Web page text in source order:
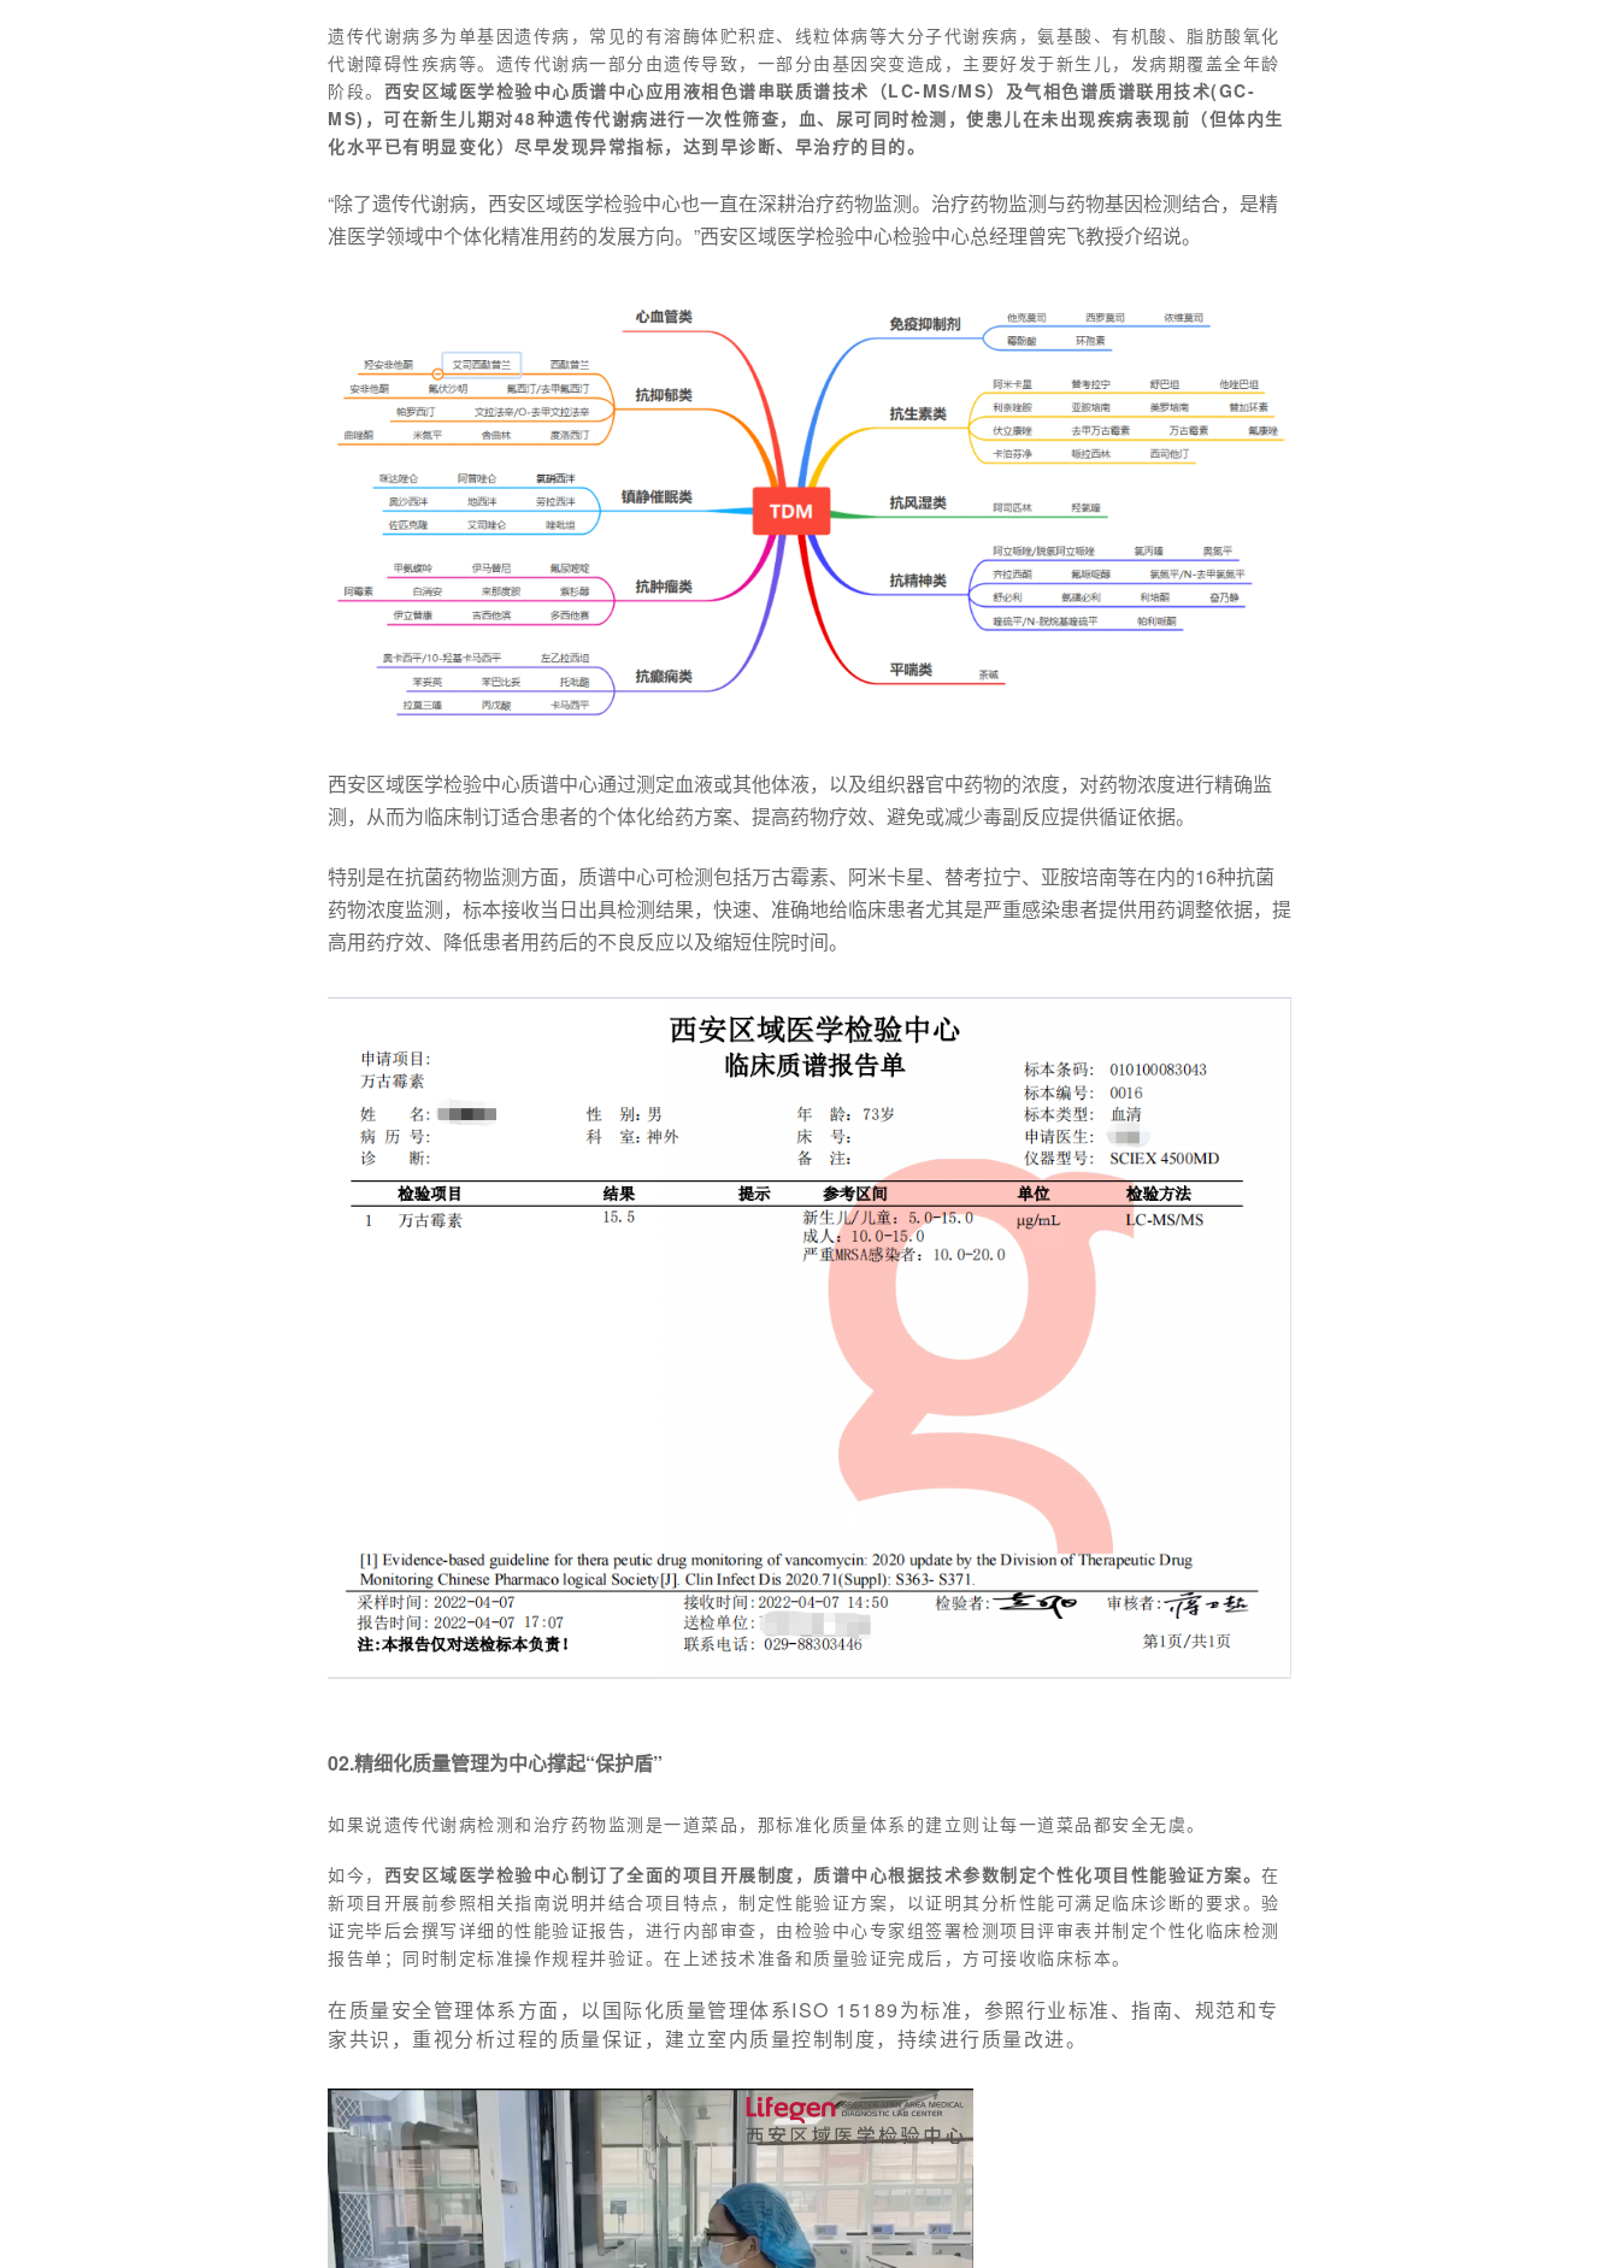
遗传代谢病多为单基因遗传病，常见的有溶酶体贮积症、线粒体病等大分子代谢疾病，氨基酸、有机酸、脂肪酸氧化
代谢障碍性疾病等。遗传代谢病一部分由遗传导致，一部分由基因突变造成，主要好发于新生儿，发病期覆盖全年龄
阶段。 西安区域医学检验中心质谱中心应用液相色谱串联质谱技术（LC-MS/MS）及气相色谱质谱联用技术(GC-
MS)，可在新生儿期对48种遗传代谢病进行一次性筛查，血、尿可同时检测，使患儿在未出现疾病表现前（但体内生
化水平已有明显变化）尽早发现异常指标，达到早诊断、早治疗的目的。
“除了遗传代谢病，西安区域医学检验中心也一直在深耕治疗药物监测。治疗药物监测与药物基因检测结合，是精
准医学领域中个体化精准用药的发展方向。”西安区域医学检验中心检验中心总经理曾宪飞教授介绍说。
西安区域医学检验中心质谱中心通过测定血液或其他体液，以及组织器官中药物的浓度，对药物浓度进行精确监
测，从而为临床制订适合患者的个体化给药方案、提高药物疗效、避免或减少毒副反应提供循证依据。
特别是在抗菌药物监测方面，质谱中心可检测包括万古霉素、阿米卡星、替考拉宁、亚胺培南等在内的16种抗菌
药物浓度监测，标本接收当日出具检测结果，快速、准确地给临床患者尤其是严重感染患者提供用药调整依据，提
高用药疗效、降低患者用药后的不良反应以及缩短住院时间。
02.精细化质量管理为中心撑起“保护盾”
如果说遗传代谢病检测和治疗药物监测是一道菜品，那标准化质量体系的建立则让每一道菜品都安全无虞。
如今， 西安区域医学检验中心制订了全面的项目开展制度，质谱中心根据技术参数制定个性化项目性能验证方案。 在
新项目开展前参照相关指南说明并结合项目特点，制定性能验证方案，以证明其分析性能可满足临床诊断的要求。验
证完毕后会撰写详细的性能验证报告，进行内部审查，由检验中心专家组签署检测项目评审表并制定个性化临床检测
报告单；同时制定标准操作规程并验证。在上述技术准备和质量验证完成后，方可接收临床标本。
在质量安全管理体系方面，以国际化质量管理体系ISO 15189为标准，参照行业标准、指南、规范和专
家共识，重视分析过程的质量保证，建立室内质量控制制度，持续进行质量改进。